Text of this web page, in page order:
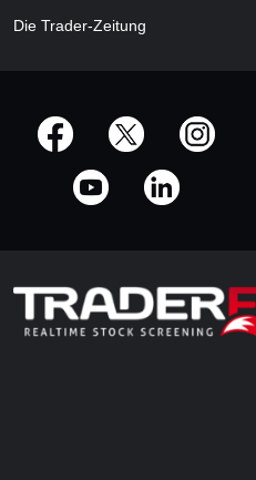
Die Trader-Zeitung
offizielle Social Media-Accounts